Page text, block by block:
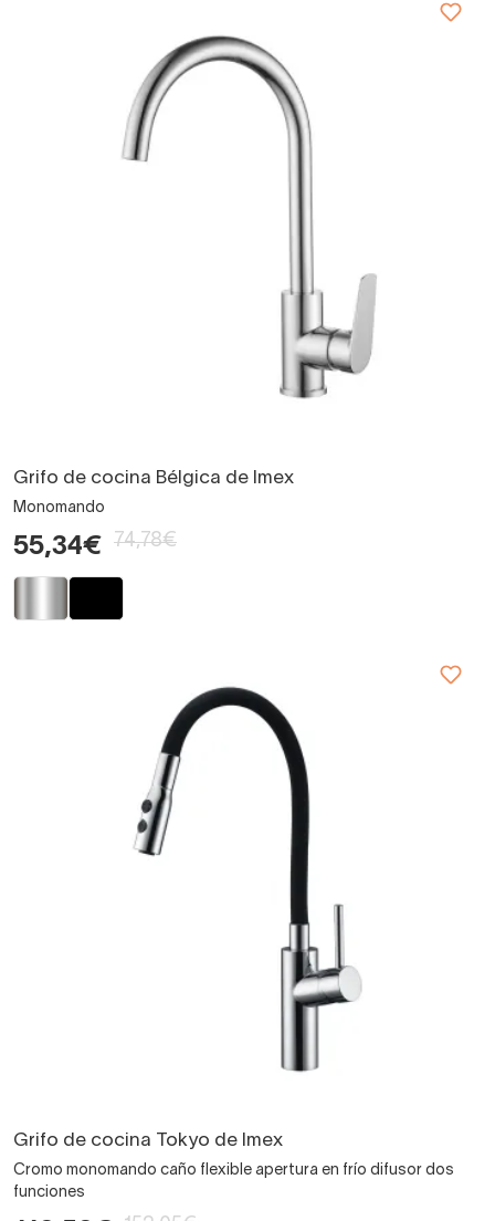
Grifo de cocina Bélgica de Imex
Monomando
55,34€ 74,78€
Grifo de cocina Tokyo de Imex
Cromo monomando caño flexible apertura en frío difusor dos
funciones